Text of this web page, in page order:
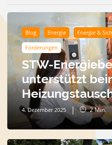
Blog Energie Energie &
Förderungen
STW-
unterstützt
4. Dezember 2025 2Min.